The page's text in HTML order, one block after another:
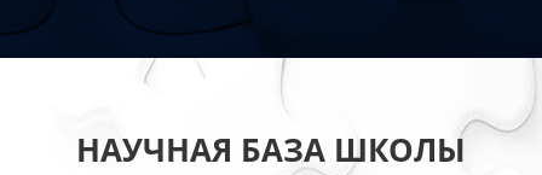
НАУЧНАЯ БАЗА ШКОЛЫ